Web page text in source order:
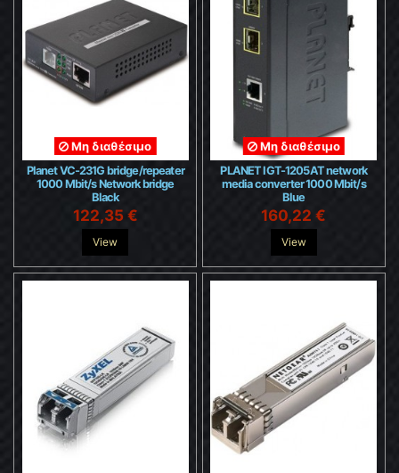
Μη διαθέσιμο
Planet VC-231G bridge/repeater
1000 Mbit/s Network bridge
Black
122,35 €
View
Μη διαθέσιμο
PLANET IGT-1205AT network
media converter 1000 Mbit/s
Blue
160,22 €
View